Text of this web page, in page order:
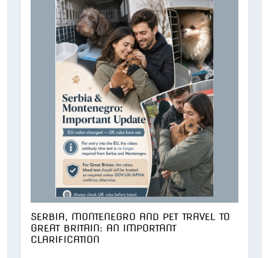
SERBIA, MONTENEGRO AND PET TRAVEL TO
GREAT BRITAIN: AN IMPORTANT
CLARIFICATION